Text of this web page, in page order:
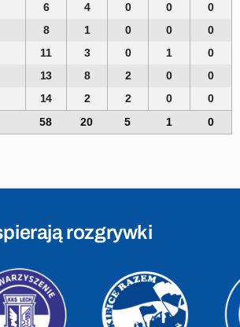
6 4 0 0
0
8 1 0 0
0
11 3 0 1
0
13 8 2 0
0
14 2 2 0
0
58 20 5 1 0
rozgrywki